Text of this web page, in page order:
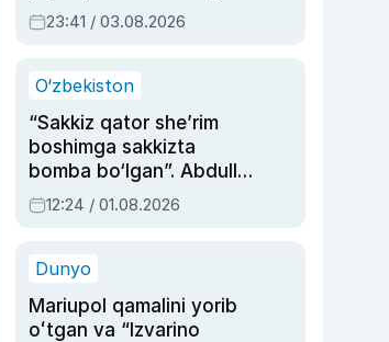
ayolga sud hukmi o‘qildi
23:41 / 03.08.2026
O‘zbekiston
“Sakkiz qator she’rim
boshimga sakkizta
bomba bo‘lgan”. Abdulla
Oripovni siyosiy
ayblovlardan asrab
12:24 / 01.08.2026
Dunyo
Mariupol qamalini yorib
oʻtgan va “Izvarino